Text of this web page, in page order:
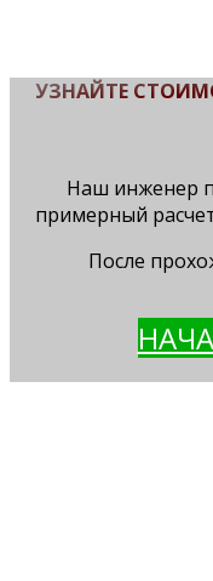
УЗНАЙТЕ
Наш инженер
примерный
После